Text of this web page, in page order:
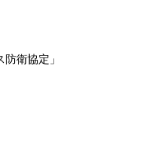
衛協定」